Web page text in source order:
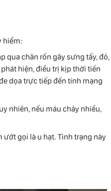
hiểm:
qua chân rốn gây sưng tấy, đỏ,
hiện, điều trị kịp thời tiến
dọa trực tiếp đến tính mạng
nhiên, nếu máu chảy nhiều,
ướt gọi là u hạt. Tình trạng này